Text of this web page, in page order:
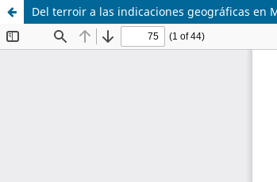
Del terroir a las indicaciones geográficas en